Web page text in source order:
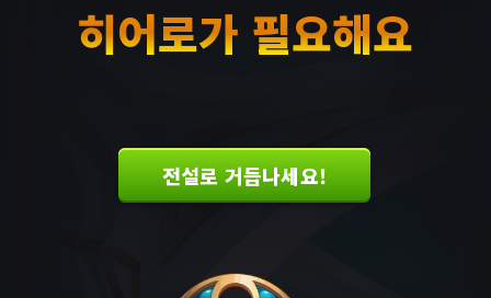
히어로가 필요해요
전설로 거듭나세요!